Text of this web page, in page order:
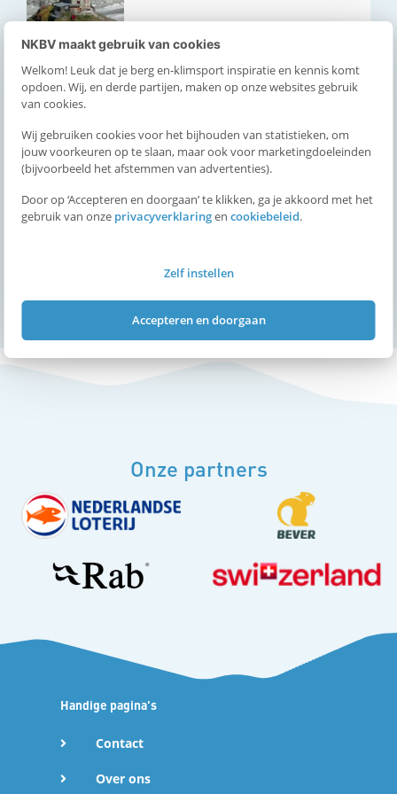
NKBV maakt gebruik van cookies
Welkom! Leuk dat je berg en-klimsport inspiratie en kennis komt
opdoen. Wij, en derde partijen, maken op onze websites gebruik
van cookies.
Wij gebruiken cookies voor het bijhouden van statistieken, om
jouw voorkeuren op te slaan, maar ook voor marketingdoeleinden
(bijvoorbeeld het afstemmen van advertenties).
Door op ‘Accepteren en doorgaan’ te klikken, ga je akkoord met het
gebruik van onze privacyverklaringencookiebeleid.
Zelf instellen
Accepteren en doorgaan
Fit de winter in!
Bekijk meer
Fit de winter in: de ideale
skihouding
Bekijk meer
1 2 3 4 >
Onze partners
Handige pagina's
Contact
Over ons